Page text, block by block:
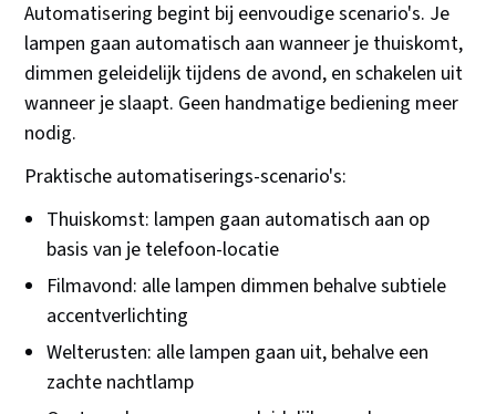
Automatisering begint bij eenvoudige scenario's. Je
lampen gaan automatisch aan wanneer je thuiskomt,
dimmen geleidelijk tijdens de avond, en schakelen uit
wanneer je slaapt. Geen handmatige bediening meer
nodig.
Praktische automatiserings-scenario's:
Thuiskomst: lampen gaan automatisch aan op
basis van je telefoon-locatie
Filmavond: alle lampen dimmen behalve subtiele
accentverlichting
Welterusten: alle lampen gaan uit, behalve een
zachte nachtlamp